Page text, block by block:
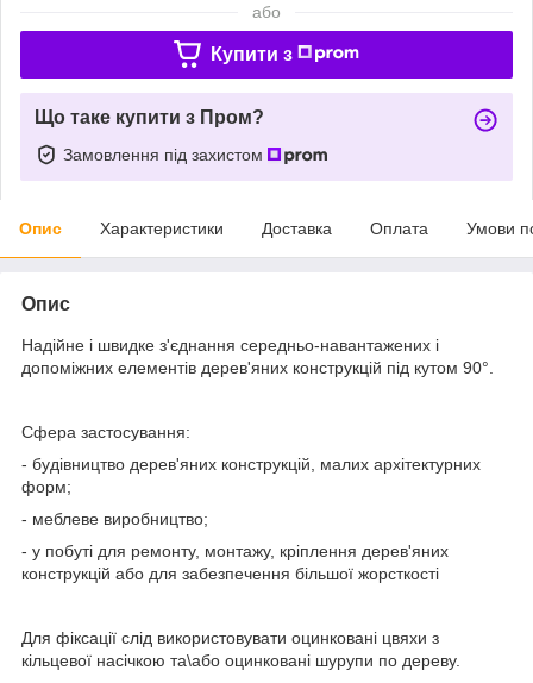
або
Купити з
Що таке купити з Пром?
Замовлення під захистом
Опис Характеристики Доставка Оплата Умови
Опис
Надійне і швидке з'єднання середньо-навантажених і
допоміжних елементів дерев'яних конструкцій під кутом 90°.
Сфера застосування:
- будівництво дерев'яних конструкцій, малих архітектурних
форм;
- меблеве виробництво;
- у побуті для ремонту, монтажу, кріплення дерев'яних
конструкцій або для забезпечення більшої жорсткості
Для фіксації слід використовувати оцинковані цвяхи з
кільцевої насічкою та\або оцинковані шурупи по дереву.